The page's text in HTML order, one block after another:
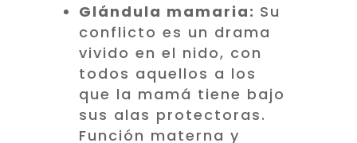
Glándula mamaria: Su
conflicto es un drama
vivido en el nido, con
todos aquellos a los
que la mamá tiene bajo
sus alas protectoras.
Función materna y